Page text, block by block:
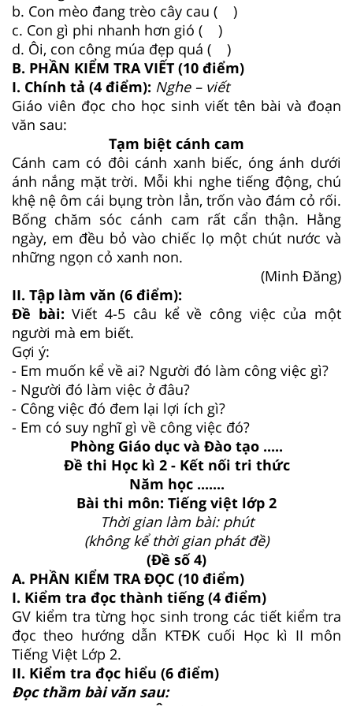
b. Con mèo đang trèo cây cau ( )
c. Con gì phi nhanh hơn gió ( )
d. Ôi, con công múa đẹp quá ( )
B. PHẦN KIỂM TRA VIẾT (10 điểm)
I. Chính tả (4 điểm): Nghe – viết
Giáo viên đọc cho học sinh viết tên bài và đoạn
văn sau:
Tạm biệt cánh cam
Cánh cam có đôi cánh xanh biếc, óng ánh dưới
ánh nắng mặt trời. Mỗi khi nghe tiếng động, chú
khệ nệ ôm cái bụng tròn lẳn, trốn vào đám cỏ rối.
Bống chăm sóc cánh cam rất cẩn thận. Hằng
ngày, em đều bỏ vào chiếc lọ một chút nước và
những ngọn cỏ xanh non.
(Minh Đăng)
II. Tập làm văn (6 điểm):
Đề bài: Viết 4-5 câu kể về công việc của một
người mà em biết.
Gợi ý:
- Em muốn kể về ai? Người đó làm công việc gì?
- Người đó làm việc ở đâu?
- Công việc đó đem lại lợi ích gì?
- Em có suy nghĩ gì về công việc đó?
Phòng Giáo dục và Đào tạo .....
Đề thi Học kì 2 - Kết nối tri thức
Năm học .......
Bài thi môn: Tiếng việt lớp 2
Thời gian làm bài: phút
(không kể thời gian phát đề)
(Đề số 4)
A. PHẦN KIỂM TRA ĐỌC (10 điểm)
I. Kiểm tra đọc thành tiếng (4 điểm)
GV kiểm tra từng học sinh trong các tiết kiểm tra
đọc theo hướng dẫn KTĐK cuối Học kì II môn
Tiếng Việt Lớp 2.
II. Kiểm tra đọc hiểu (6 điểm)
Đọc thầm bài văn sau: